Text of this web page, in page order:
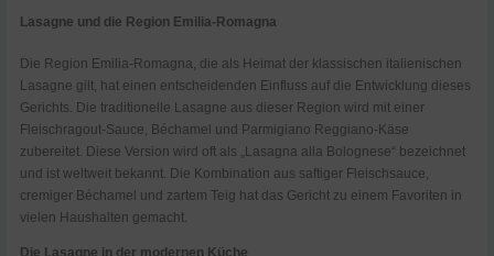
Lasagne und die Region Emilia-Romagna
Die Region Emilia-Romagna, die als Heimat der klassischen italienischen
Lasagne gilt, hat einen entscheidenden Einfluss auf die Entwicklung dieses
Gerichts. Die traditionelle Lasagne aus dieser Region wird mit einer
Fleischragout-Sauce, Béchamel und Parmigiano Reggiano-Käse
zubereitet. Diese Version wird oft als „Lasagna alla Bolognese“ bezeichnet
und ist weltweit bekannt. Die Kombination aus saftiger Fleischsauce,
cremiger Béchamel und zartem Teig hat das Gericht zu einem Favoriten in
vielen Haushalten gemacht.
Die Lasagne in der modernen Küche